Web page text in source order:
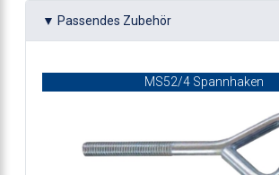
▼ Passendes Zubehör
MS52/4 Spannhaken